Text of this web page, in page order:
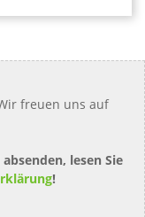
freuen uns auf
lesen Sie
!